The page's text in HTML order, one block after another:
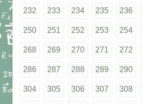
232 233 234 235 236
250 251 252 253 254
268 269 270 271 272
286 287 288 289 290
304 305 306 307 308